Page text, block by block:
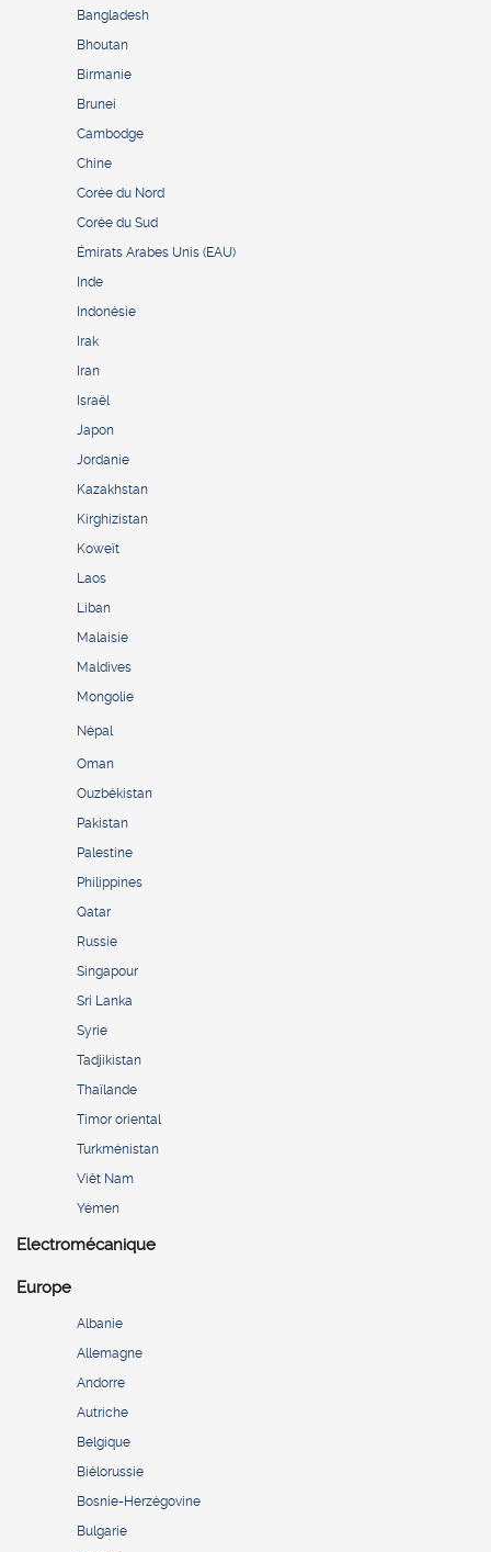
Bangladesh
Bhoutan
Birmanie
Brunei
Cambodge
Chine
Corée du Nord
Corée du Sud
Émirats Arabes Unis (EAU)
Inde
Indonésie
Irak
Iran
Israël
Japon
Jordanie
Kazakhstan
Kirghizistan
Koweït
Laos
Liban
Malaisie
Maldives
Mongolie
Népal
Oman
Ouzbékistan
Pakistan
Palestine
Philippines
Qatar
Russie
Singapour
Sri Lanka
Syrie
Tadjikistan
Thaïlande
Timor oriental
Turkménistan
Viêt Nam
Yémen
Electromécanique
Europe
Albanie
Allemagne
Andorre
Autriche
Belgique
Biélorussie
Bosnie-Herzégovine
Bulgarie